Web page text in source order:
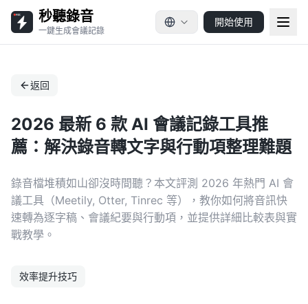
秒聽錄音
一鍵生成會議記錄
開始使用
返回
2026 最新 6 款 AI 會議記錄工具推
薦：解決錄音轉文字與行動項整理難題
錄音檔堆積如山卻沒時間聽？本文評測 2026 年熱門 AI 會
議工具（Meetily, Otter, Tinrec 等），教你如何將音訊快
速轉為逐字稿、會議紀要與行動項，並提供詳細比較表與實
戰教學。
效率提升技巧